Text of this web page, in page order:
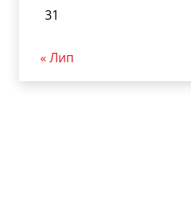
31
« Лип